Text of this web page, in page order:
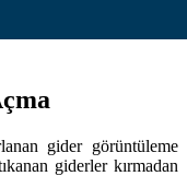
gider görüntüleme
giderler kırmadan